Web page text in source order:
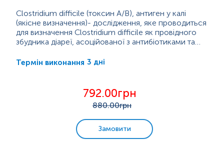
Clostridium difficile (токсин A/B), антиген у калі
(якісне визначення)- дослідження, яке проводиться
для визначення Clostridium difficile як провідного
збудника діареї, асоційованої з антибіотиками та
викликати захворювання, які можуть бути важкими
фактором ризику інфекції C. difficile. Більшість
епідемій виникають в умовах стаціонару...
Термін виконання 3 дні
792.00грн
880.00грн
Замовити